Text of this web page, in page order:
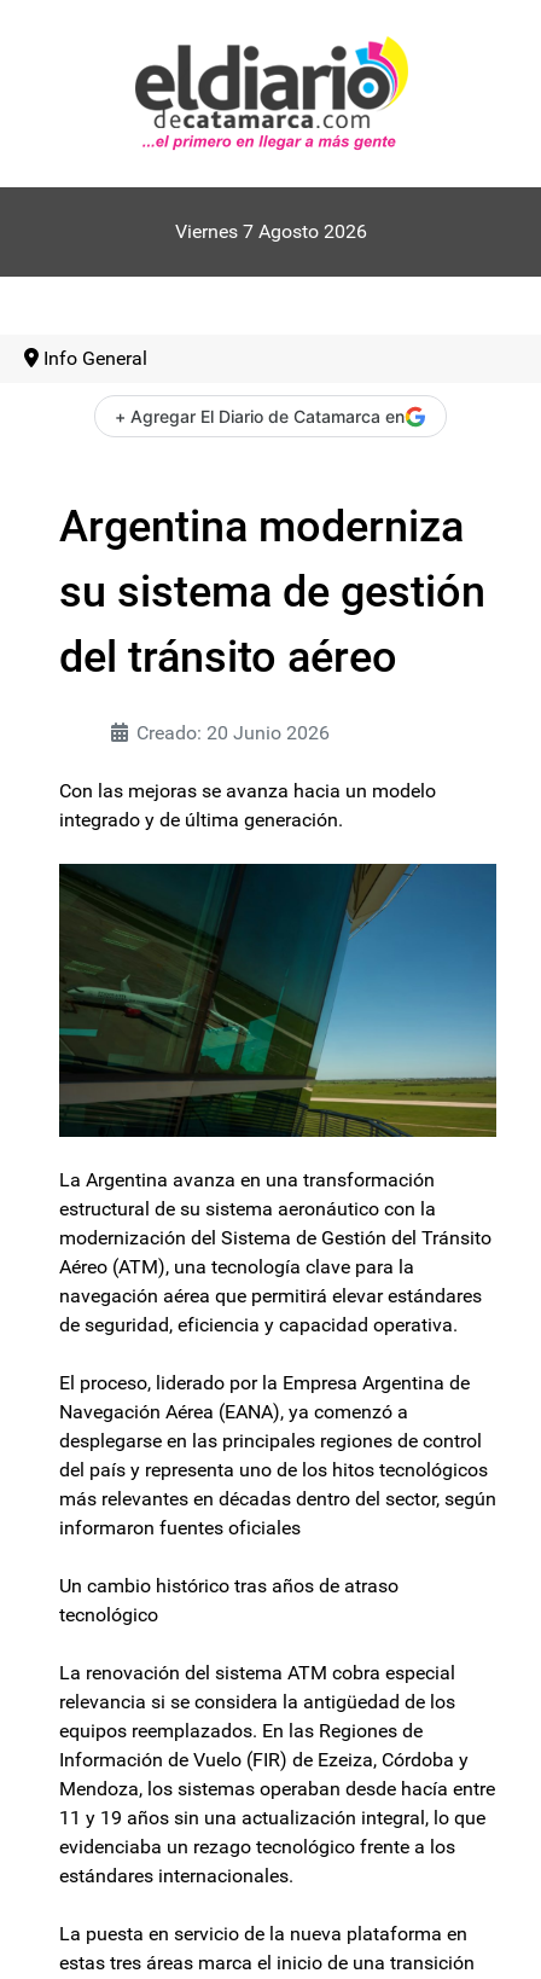
Viernes 7 Agosto 2026
Info General
+ Agregar El Diario de Catamarca en
Argentina moderniza
su sistema de gestión
del tránsito aéreo
Creado: 20 Junio 2026
Con las mejoras se avanza hacia un modelo
integrado y de última generación.
La Argentina avanza en una transformación
estructural de su sistema aeronáutico con la
modernización del Sistema de Gestión del Tránsito
Aéreo (ATM), una tecnología clave para la
navegación aérea que permitirá elevar estándares
de seguridad, eficiencia y capacidad operativa.
El proceso, liderado por la Empresa Argentina de
Navegación Aérea (EANA), ya comenzó a
desplegarse en las principales regiones de control
del país y representa uno de los hitos tecnológicos
más relevantes en décadas dentro del sector, según
informaron fuentes oficiales
Un cambio histórico tras años de atraso
tecnológico
La renovación del sistema ATM cobra especial
relevancia si se considera la antigüedad de los
equipos reemplazados. En las Regiones de
Información de Vuelo (FIR) de Ezeiza, Córdoba y
Mendoza, los sistemas operaban desde hacía entre
11 y 19 años sin una actualización integral, lo que
evidenciaba un rezago tecnológico frente a los
estándares internacionales.
La puesta en servicio de la nueva plataforma en
estas tres áreas marca el inicio de una transición